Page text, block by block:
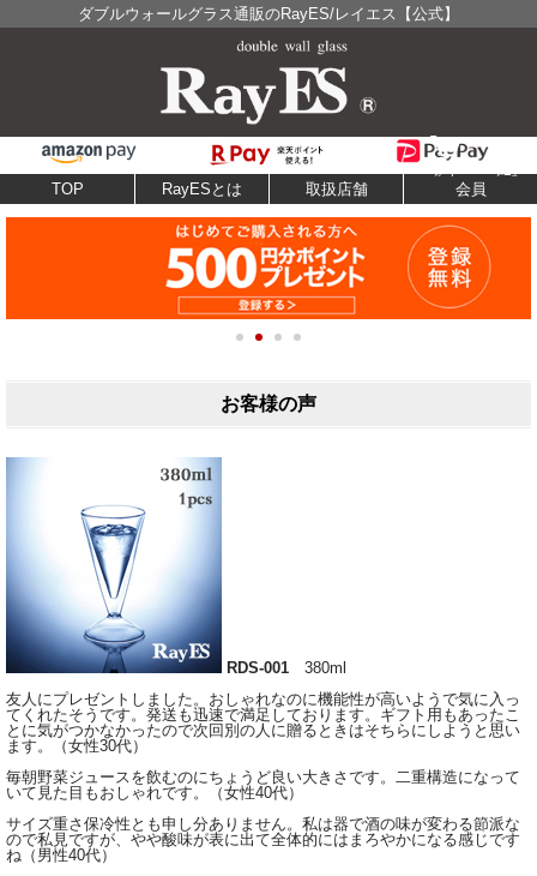
ダブルウォールグラス通販のRayES/レイエス【公式】
TOP RayESとは 取扱店舗 会員
お客様の声
RDS-001 380ml
友人にプレゼントしました。おしゃれなのに機能性が高いようで気に入っ
てくれたそうです。発送も迅速で満足しております。ギフト用もあったこ
とに気がつかなかったので次回別の人に贈るときはそちらにしようと思い
ます。（女性30代）
毎朝野菜ジュースを飲むのにちょうど良い大きさです。二重構造になって
いて見た目もおしゃれです。（女性40代）
サイズ重さ保冷性とも申し分ありません。私は器で酒の味が変わる節派な
ので私見ですが、やや酸味が表に出て全体的にはまろやかになる感じです
ね（男性40代）